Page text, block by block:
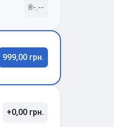
₴-.--
999,00 грн.
+0,00 грн.